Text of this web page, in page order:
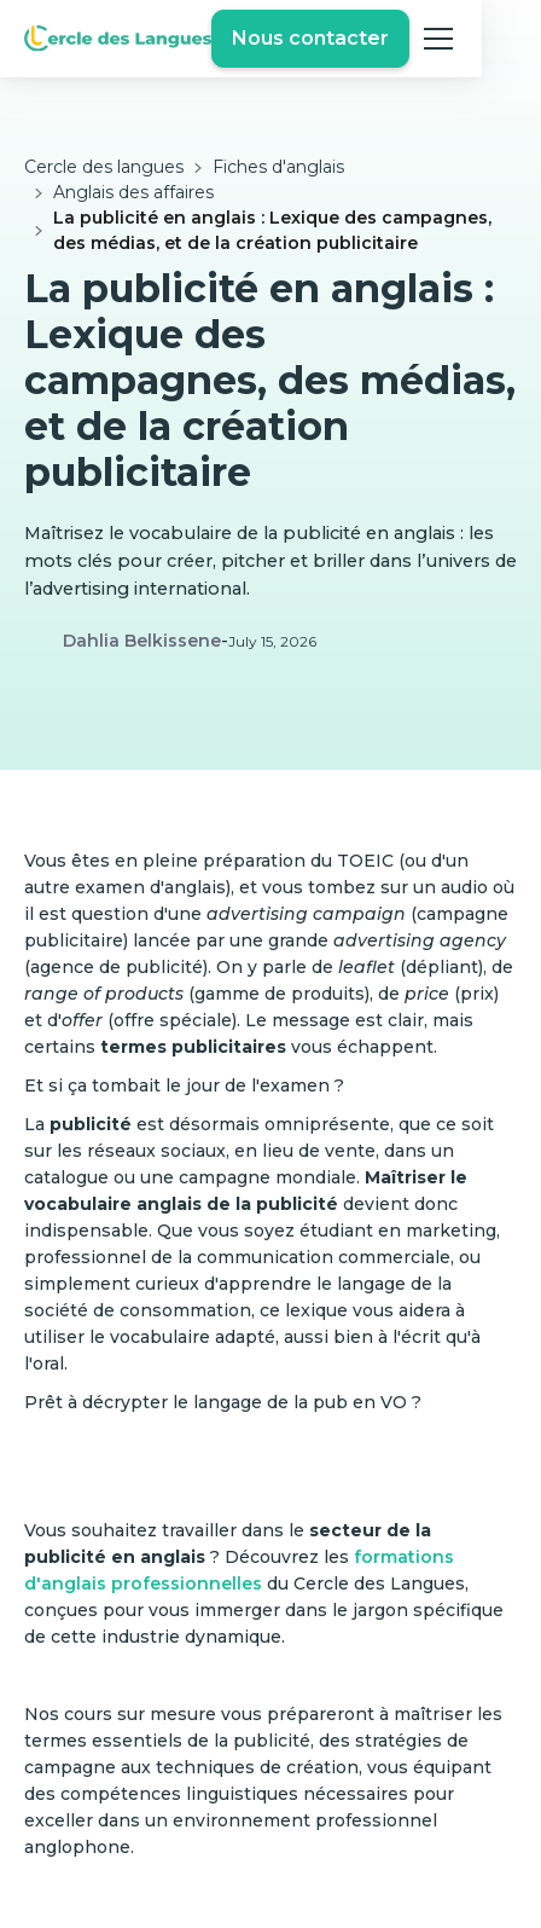
Nous contacter
Cercle des langues
Fiches d'anglais
Anglais des affaires
La publicité en anglais : Lexique des campagnes,
des médias, et de la création publicitaire
La publicité en anglais :
Lexique des
campagnes, des médias,
et de la création
publicitaire
Maîtrisez le vocabulaire de la publicité en anglais : les
mots clés pour créer, pitcher et briller dans l’univers de
l’advertising international.
Dahlia Belkissene-July 15, 2026
Vous êtes en pleine préparation du TOEIC (ou d'un
autre examen d'anglais), et vous tombez sur un audio où
il est question d'une advertising campaign (campagne
publicitaire) lancée par une grande advertising agency
(agence de publicité). On y parle de leaflet (dépliant), de
range of products (gamme de produits), de price (prix)
et d'offer (offre spéciale). Le message est clair, mais
certains termes publicitaires vous échappent.
Et si ça tombait le jour de l'examen ?
La publicité est désormais omniprésente, que ce soit
sur les réseaux sociaux, en lieu de vente, dans un
catalogue ou une campagne mondiale. Maîtriser le
vocabulaire anglais de la publicité devient donc
indispensable. Que vous soyez étudiant en marketing,
professionnel de la communication commerciale, ou
simplement curieux d'apprendre le langage de la
société de consommation, ce lexique vous aidera à
utiliser le vocabulaire adapté, aussi bien à l'écrit qu'à
l'oral.
Prêt à décrypter le langage de la pub en VO ?
Vous souhaitez travailler dans le secteur de la
publicité en anglais ? Découvrez les formations
d'anglais professionnelles du Cercle des Langues,
conçues pour vous immerger dans le jargon spécifique
de cette industrie dynamique.
Nos cours sur mesure vous prépareront à maîtriser les
termes essentiels de la publicité, des stratégies de
campagne aux techniques de création, vous équipant
des compétences linguistiques nécessaires pour
exceller dans un environnement professionnel
anglophone.